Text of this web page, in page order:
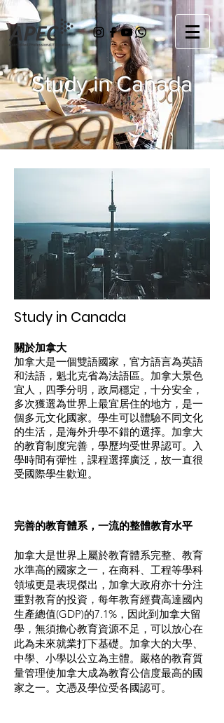
Study in Canada
Study in Canada
關於加拿大
加拿大是一個雙語國家，官方語言為英語
和法語，魁北克省為法語區。加拿大景色
宜人，四季分明，政局穩定，十分安全，
多次獲選為世界上最宜居住的地方，是一
個多元文化國家。學生可以體驗不同文化
的生活，是海外升學不錯的選擇。加拿大
的教育制度完善，學歷均受世界認可。入
學時間有彈性，課程選擇廣泛，故一直很
受國際學生歡迎。
完善的教育體系，一流的整體教育水平
加拿大是世界上屬於教育體系完整、教育
水準高的國家之一，在商科、工程等學科
領域更是表現傑出，加拿大政府亦十分注
重對教育的投資，每年教育經費高達國內
生產總值(GDP)的7.1%，因此到加拿大留
學，無須擔心教育資源不足，可以放心在
此為未來就業打下基礎。加拿大的大學、
中學、小學以公立為主體。嚴格的教育質
量管理使加拿大成為教育公信度最高的國
家之一。文憑及學位受各國認可。